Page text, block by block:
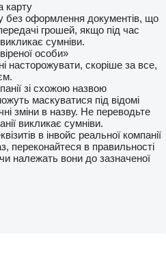
карту
без оформлення документів, що
грошей, якщо під час
сумніви.
особи»
насторожувати, скоріше за все,
зі схожою назвою
маскуватися під відомі
зміни в назву. Не переводьте
викликає сумніви.
в інвойс реальної компанії
переконайтеся в правильності
чи належать вони до зазначеної